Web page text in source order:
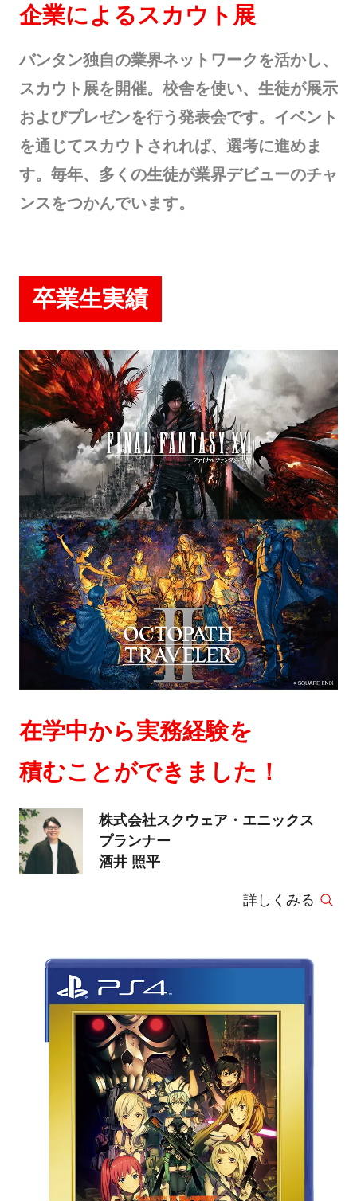
企業によるスカウト展
バンタン独自の業界ネットワークを活かし、
スカウト展を開催。校舎を使い、生徒が展示
およびプレゼンを行う発表会です。イベント
を通じてスカウトされれば、選考に進めま
す。毎年、多くの生徒が業界デビューのチャ
ンスをつかんでいます。
卒業生実績
在学中から実務経験を
積むことができました！
株式会社スクウェア・エニックス
プランナー
酒井 照平
詳しくみる